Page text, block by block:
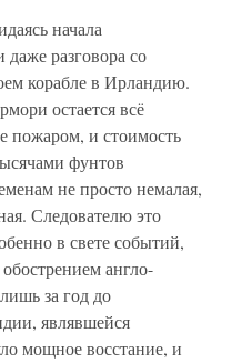
начала
разговора со
корабле в Ирландию.
остается всё
пожаром, и стоимость
фунтов
не просто немалая,
Следователю это
в свете событий,
англо-
за год до
являвшейся
мощное восстание, и